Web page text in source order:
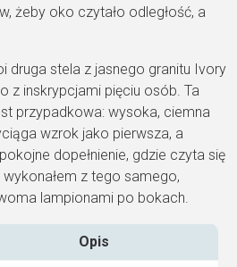
żeby oko czytało odległość, a
druga stela z jasnego granitu Ivory
z inskrypcjami pięciu osób. Ta
przypadkowa: wysoka, ciemna
wzrok jako pierwsza, a
dopełnienie, gdzie czyta się
z tego samego,
lampionami po bokach.
Opis